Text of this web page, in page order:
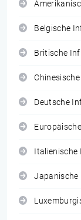
Belgische
Britische
Deutsche
Italienische
Japanische